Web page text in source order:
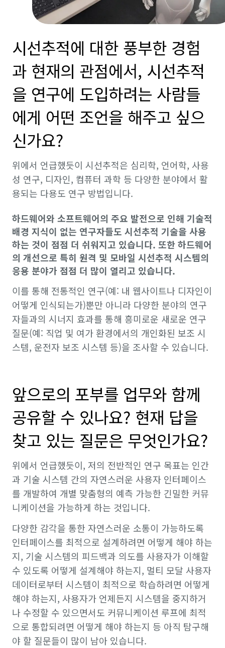
시선추적에 대한 풍부한 경험
과 현재의 관점에서, 시선추적
을 연구에 도입하려는 사람들
에게 어떤 조언을 해주고 싶으
신가요?
위에서 언급했듯이 시선추적은 심리학, 언어학, 사용
성 연구, 디자인, 컴퓨터 과학 등 다양한 분야에서 활
용되는 다용도 연구 방법입니다.
하드웨어와 소프트웨어의 주요 발전으로 인해 기술적
배경 지식이 없는 연구자들도 시선추적 기술을 사용
하는 것이 점점 더 쉬워지고 있습니다. 또한 하드웨어
의 개선으로 특히 원격 및 모바일 시선추적 시스템의
응용 분야가 점점 더 많이 열리고 있습니다.
이를 통해 전통적인 연구(예: 내 웹사이트나 디자인이
어떻게 인식되는가)뿐만 아니라 다양한 분야의 연구
자들과의 시너지 효과를 통해 흥미로운 새로운 연구
질문(예: 직업 및 여가 환경에서의 개인화된 보조 시
스템, 운전자 보조 시스템 등)을 조사할 수 있습니다.
앞으로의 포부를 업무와 함께
공유할 수 있나요? 현재 답을
찾고 있는 질문은 무엇인가요?
위에서 언급했듯이, 저의 전반적인 연구 목표는 인간
과 기술 시스템 간의 자연스러운 사용자 인터페이스
를 개발하여 개별 맞춤형의 예측 가능한 긴밀한 커뮤
니케이션을 가능하게 하는 것입니다.
다양한 감각을 통한 자연스러운 소통이 가능하도록
인터페이스를 최적으로 설계하려면 어떻게 해야 하는
지, 기술 시스템의 피드백과 의도를 사용자가 이해할
수 있도록 어떻게 설계해야 하는지, 멀티 모달 사용자
데이터로부터 시스템이 최적으로 학습하려면 어떻게
해야 하는지, 사용자가 언제든지 시스템을 중지하거
나 수정할 수 있으면서도 커뮤니케이션 루프에 최적
으로 통합되려면 어떻게 해야 하는지 등 아직 탐구해
야 할 질문들이 많이 남아 있습니다.